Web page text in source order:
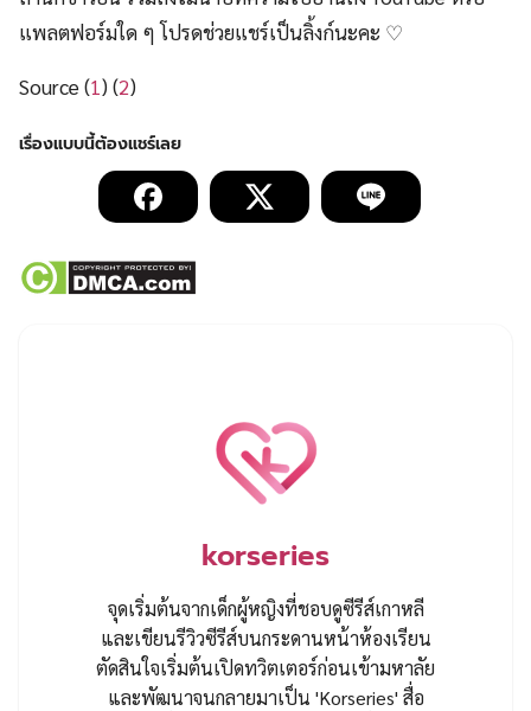
แพลตฟอร์มใด ๆ โปรดช่วยแชร์เป็นลิ้งก์นะคะ ♡
Source (1) (2)
korseries
จุดเริ่มต้นจากเด็กผู้หญิงที่ชอบดูซีรีส์เกาหลี
และเขียนรีวิวซีรีส์บนกระดานหน้าห้องเรียน
ตัดสินใจเริ่มต้นเปิดทวิตเตอร์ก่อนเข้ามหาลัย
และพัฒนาจนกลายมาเป็น 'Korseries' สื่อ